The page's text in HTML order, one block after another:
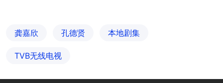
龚嘉欣 孔德贤 本地剧集
TVB无线电视